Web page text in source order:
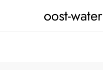
oost-